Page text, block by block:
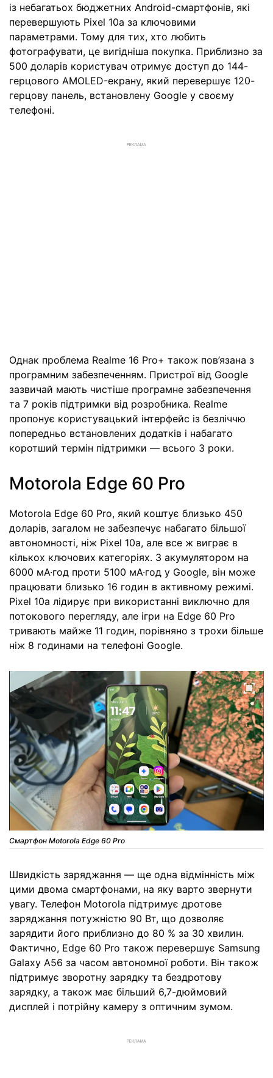
із небагатьох бюджетних Android-смартфонів, які
перевершують Pixel 10a за ключовими
параметрами. Тому для тих, хто любить
фотографувати, це вигідніша покупка. Приблизно за
500 доларів користувач отримує доступ до 144-
герцового AMOLED-екрану, який перевершує 120-
герцову панель, встановлену Google у своєму
телефоні.
РЕКЛАМА
Однак проблема Realme 16 Pro+ також пов’язана з
програмним забезпеченням. Пристрої від Google
зазвичай мають чистіше програмне забезпечення
та 7 років підтримки від розробника. Realme
пропонує користувацький інтерфейс із безліччю
попередньо встановлених додатків і набагато
коротший термін підтримки — всього 3 роки.
Motorola Edge 60 Pro
Motorola Edge 60 Pro, який коштує близько 450
доларів, загалом не забезпечує набагато більшої
автономності, ніж Pixel 10a, але все ж виграє в
кількох ключових категоріях. З акумулятором на
6000 мА·год проти 5100 мА·год у Google, він може
працювати близько 16 годин в активному режимі.
Pixel 10a лідирує при використанні виключно для
потокового перегляду, але ігри на Edge 60 Pro
тривають майже 11 годин, порівняно з трохи більше
ніж 8 годинами на телефоні Google.
Смартфон Motorola Edge 60 Pro
Швидкість заряджання — ще одна відмінність між
цими двома смартфонами, на яку варто звернути
увагу. Телефон Motorola підтримує дротове
заряджання потужністю 90 Вт, що дозволяє
зарядити його приблизно до 80 % за 30 хвилин.
Фактично, Edge 60 Pro також перевершує Samsung
Galaxy A56 за часом автономної роботи. Він також
підтримує зворотну зарядку та бездротову
зарядку, а також має більший 6,7-дюймовий
дисплей і потрійну камеру з оптичним зумом.
РЕКЛАМА